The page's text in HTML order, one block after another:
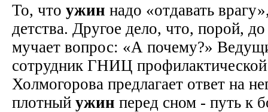
То, что ужин надо «отдавать
детства. Другое дело, что, порой,
мучает вопрос: «А почему?»
сотрудник ГНИЦ
Холмогорова предлагает ответ на
плотный ужин перед сном - путь к